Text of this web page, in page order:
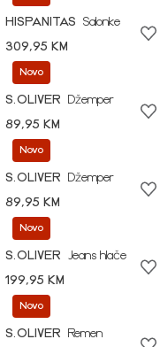
HISPANITAS
Salonke
309,95 KM
Novo
S.OLIVER
Džemper
89,95 KM
Novo
S.OLIVER
Džemper
89,95 KM
Novo
S.OLIVER
Jeans hlače
199,95 KM
Novo
S.OLIVER
Remen